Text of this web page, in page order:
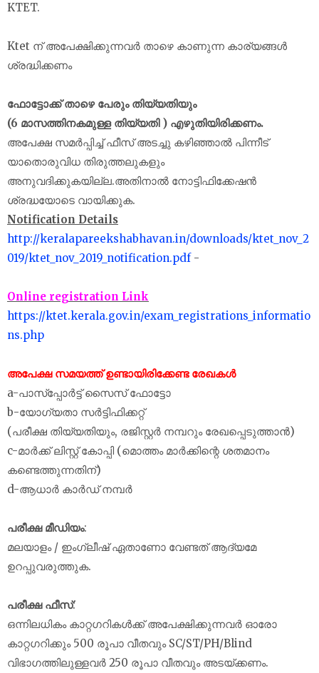
KTET.
Ktet ന് അപേക്ഷിക്കുന്നവർ താഴെ കാണുന്ന കാര്യങ്ങൾ
ശ്രദ്ധിക്കണം
ഫോട്ടോക്ക് താഴെ പേരും തിയ്യതിയും
(6 മാസത്തിനകമുള്ള തിയ്യതി ) എഴുതിയിരിക്കണം.
അപേക്ഷ സമര്‍പ്പിച്ച് ഫീസ് അടച്ചു കഴിഞ്ഞാല്‍ പിന്നീട്
യാതൊരുവിധ തിരുത്തലുകളും
അനുവദിക്കുകയില്ല.അതിനാൽ നോട്ടിഫിക്കേഷൻ
ശ്രദ്ധയോടെ വായിക്കുക.
Notification Details
http://keralapareekshabhavan.in/downloads/ktet_nov_2
019/ktet_nov_2019_notification.pdf-
Online registration Link
https://ktet.kerala.gov.in/exam_registrations_informatio
ns.php
അപേക്ഷ സമയത്ത് ഉണ്ടായിരിക്കേണ്ട രേഖകൾ
a-പാസ്പ്പോർട്ട് സൈസ് ഫോട്ടോ
b-യോഗ്യതാ സർട്ടിഫിക്കറ്റ്
(പരീക്ഷ തിയ്യതിയും, രജിസ്റ്റർ നമ്പറും രേഖപ്പെടുത്താൻ)
c-മാർക്ക് ലിസ്റ്റ് കോപ്പി (മൊത്തം മാർക്കിന്റെ ശതമാനം
കണ്ടെത്തുന്നതിന്)
d-ആധാർ കാർഡ് നമ്പർ
പരീക്ഷ മീഡിയം:
മലയാളം / ഇംഗ്ലീഷ് ഏതാണോ വേണ്ടത് ആദ്യമേ
ഉറപ്പുവരുത്തുക.
പരീക്ഷ ഫീസ്:
ഒന്നിലധികം കാറ്റഗറികള്‍ക്ക് അപേക്ഷിക്കുന്നവര്‍ ഓരോ
കാറ്റഗറിക്കും 500 രൂപാ വീതവും SC/ST/PH/Blind
വിഭാഗത്തിലുള്ളവര്‍ 250 രൂപാ വീതവും അടയ്ക്കണം.